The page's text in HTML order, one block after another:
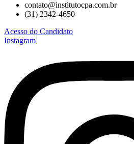
contato@institutocpa.com.br
(31) 2342-4650
Acesso do Candidato
Instagram